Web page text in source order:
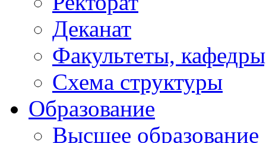
Деканат
Факультеты,
Схема структуры
Образование
Высшее образование